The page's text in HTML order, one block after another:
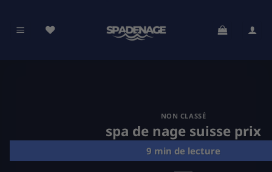
contenu
NON CLASSÉ
spa de nage suisse prix